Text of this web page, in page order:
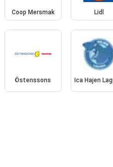
Coop Mersmak Lidl
Östenssons Ica Hajen